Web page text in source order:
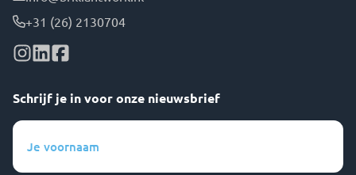
+31 (26) 2130704
Schrijf je in voor onze nieuwsbrief
Je
voornaam
(Vereist)